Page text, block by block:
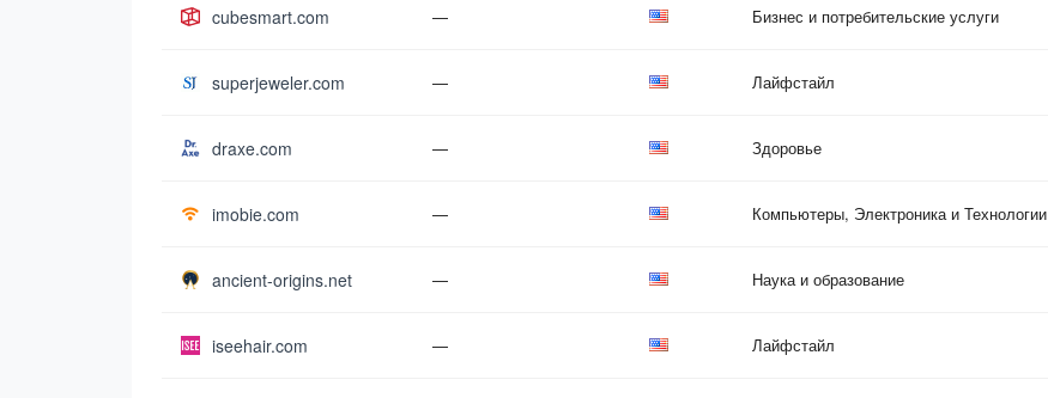
cubesmart.com — Бизнес и потребительские услуги
superjeweler.com — Лайфстайл
draxe.com — Здоровье
imobie.com — Компьютеры, Электроника и Технологии
ancient-origins.net — Наука и образование
iseehair.com — Лайфстайл